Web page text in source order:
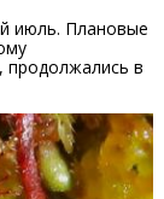
июль. Плановые
в